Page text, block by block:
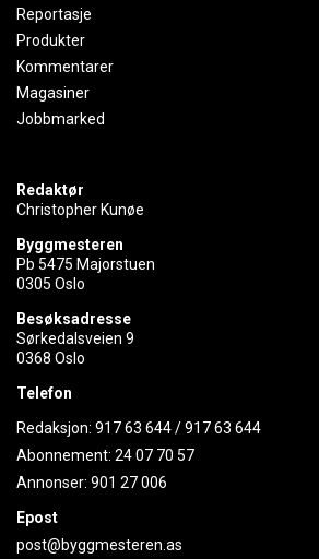
Reportasje
Produkter
Kommentarer
Magasiner
Jobbmarked
Redaktør
Christopher Kunøe
Byggmesteren
Pb 5475 Majorstuen
0305 Oslo
Besøksadresse
Sørkedalsveien 9
0368 Oslo
Telefon
Redaksjon: 917 63 644/917 63 644
Abonnement: 24 07 70 57
Annonser: 901 27 006
Epost
post@byggmesteren.as